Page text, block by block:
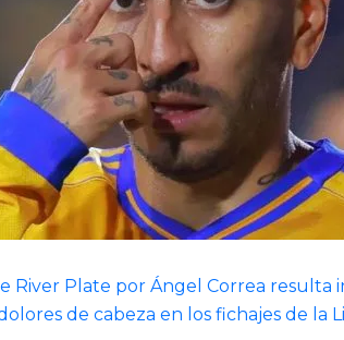
River Plate por Ángel Correa resulta
de cabeza en los fichajes de la